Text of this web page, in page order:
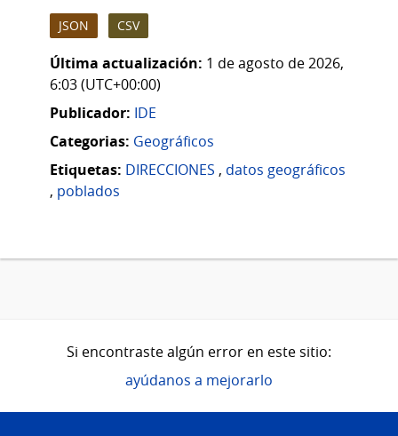
JSON CSV
Última actualización: 1 de agosto de 2026,
6:03 (UTC+00:00)
Publicador: IDE
Categorias: Geográficos
Etiquetas: DIRECCIONES , datos geográficos
, poblados
Si encontraste algún error en este sitio:
ayúdanos a mejorarlo